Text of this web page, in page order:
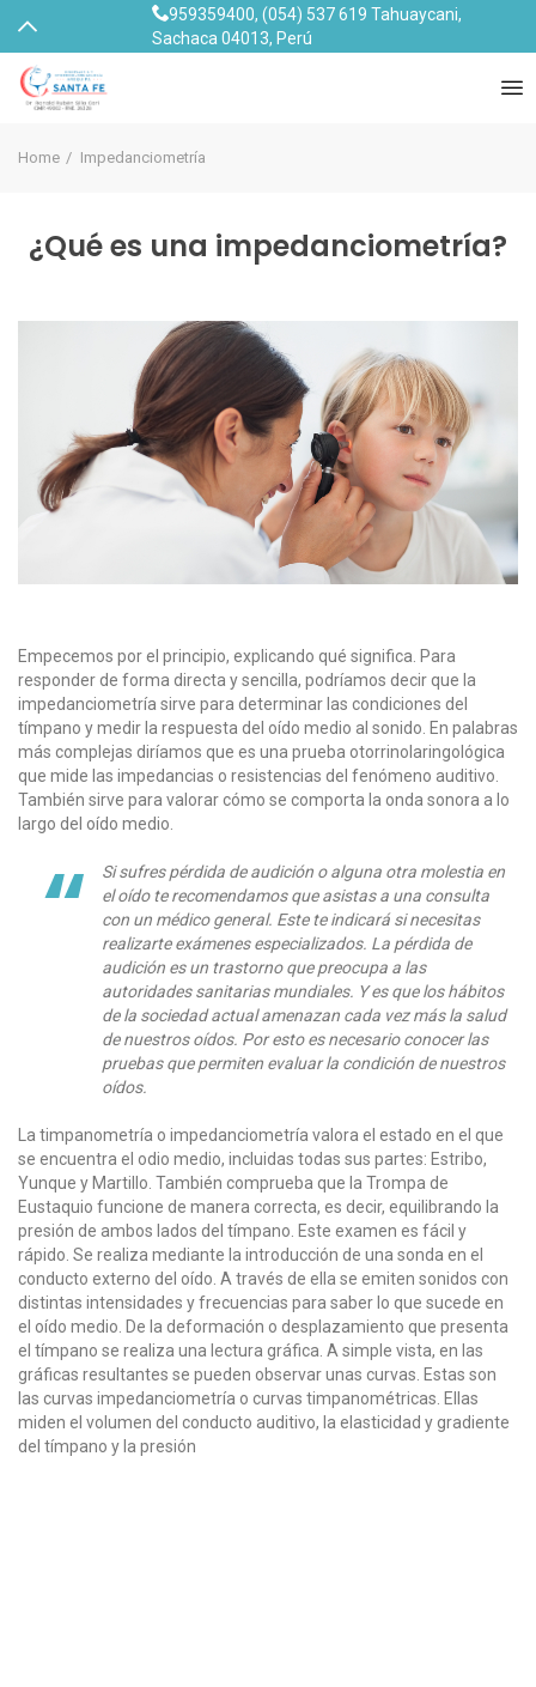
959359400, (054) 537 619 Tahuaycani,
Sachaca 04013, Perú
Home Impedanciometría
¿Qué es una impedanciometría?
Empecemos por el principio, explicando qué significa. Para
responder de forma directa y sencilla, podríamos decir que la
impedanciometría sirve para determinar las condiciones del
tímpano y medir la respuesta del oído medio al sonido. En palabras
más complejas diríamos que es una prueba otorrinolaringológica
que mide las impedancias o resistencias del fenómeno auditivo.
También sirve para valorar cómo se comporta la onda sonora a lo
largo del oído medio.
Si sufres pérdida de audición o alguna otra molestia en
el oído te recomendamos que asistas a una consulta
con un médico general. Este te indicará si necesitas
realizarte exámenes especializados. La pérdida de
audición es un trastorno que preocupa a las
autoridades sanitarias mundiales. Y es que los hábitos
de la sociedad actual amenazan cada vez más la salud
de nuestros oídos. Por esto es necesario conocer las
pruebas que permiten evaluar la condición de nuestros
oídos.
La timpanometría o impedanciometría valora el estado en el que
se encuentra el odio medio, incluidas todas sus partes: Estribo,
Yunque y Martillo. También comprueba que la Trompa de
Eustaquio funcione de manera correcta, es decir, equilibrando la
presión de ambos lados del tímpano. Este examen es fácil y
rápido. Se realiza mediante la introducción de una sonda en el
conducto externo del oído. A través de ella se emiten sonidos con
distintas intensidades y frecuencias para saber lo que sucede en
el oído medio. De la deformación o desplazamiento que presenta
el tímpano se realiza una lectura gráfica. A simple vista, en las
gráficas resultantes se pueden observar unas curvas. Estas son
las curvas impedanciometría o curvas timpanométricas. Ellas
miden el volumen del conducto auditivo, la elasticidad y gradiente
del tímpano y la presión